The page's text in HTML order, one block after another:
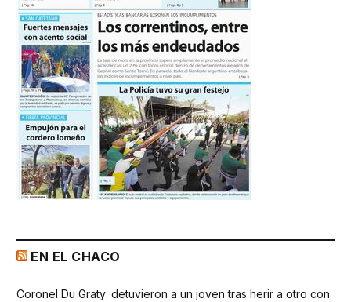
EN EL CHACO
Coronel Du Graty: detuvieron a un joven tras herir a otro con